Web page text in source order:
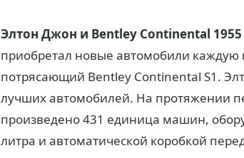
Элтон Джон и Bentley Continental 1955
приобретал новые автомобили
потрясающий Bentley Continental S1.
лучших автомобилей. На протяжении
произведено 431 единица машин,
литра и автоматической коробкой